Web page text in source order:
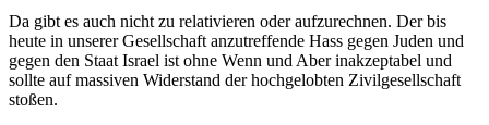
Da gibt es auch nicht zu relativieren oder aufzurechnen. Der bis
heute in unserer Gesellschaft anzutreffende Hass gegen Juden und
gegen den Staat Israel ist ohne Wenn und Aber inakzeptabel und
sollte auf massiven Widerstand der hochgelobten Zivilgesellschaft
stoßen.